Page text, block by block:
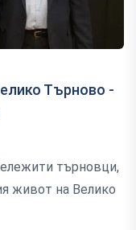
Търново -
търновци,
живот на Велико